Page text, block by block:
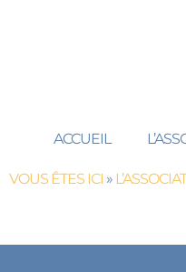
ACCUEIL
VOUS ÊTES ICI »